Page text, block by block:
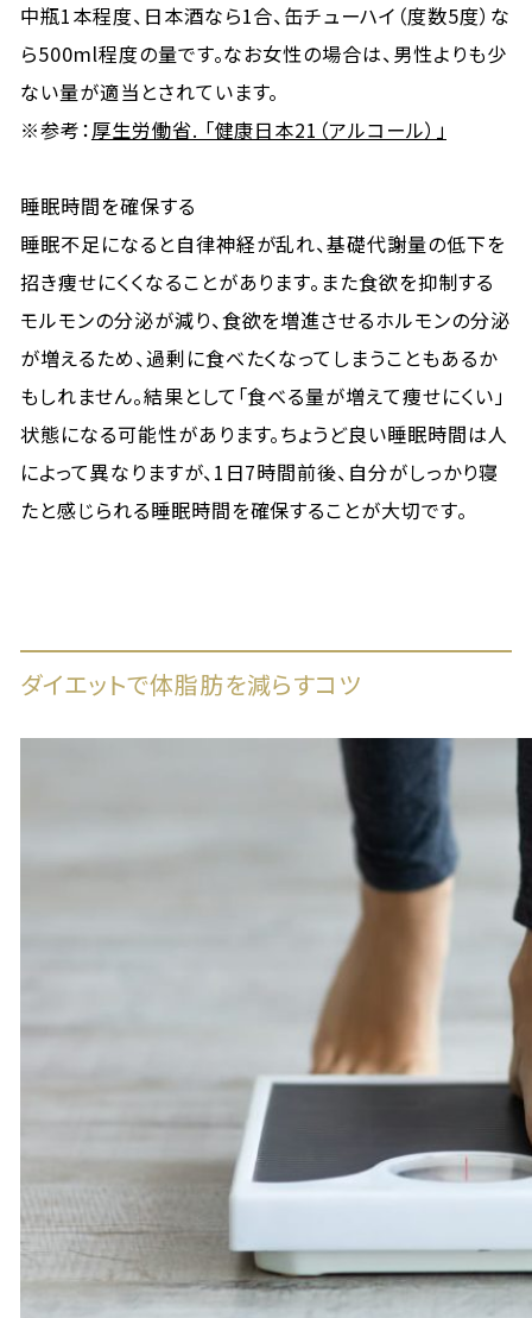
中瓶1本程度、日本酒なら1合、缶チューハイ（度数5度）な
ら500ml程度の量です。なお女性の場合は、男性よりも少
ない量が適当とされています。
※参考：厚生労働省. 「健康日本21（アルコール）」
睡眠時間を確保する
睡眠不足になると自律神経が乱れ、基礎代謝量の低下を
招き痩せにくくなることがあります。また食欲を抑制する
モルモンの分泌が減り、食欲を増進させるホルモンの分泌
が増えるため、過剰に食べたくなってしまうこともあるか
もしれません。結果として「食べる量が増えて痩せにくい」
状態になる可能性があります。ちょうど良い睡眠時間は人
によって異なりますが、1日7時間前後、自分がしっかり寝
たと感じられる睡眠時間を確保することが大切です。
ダイエットで体脂肪を減らすコツ